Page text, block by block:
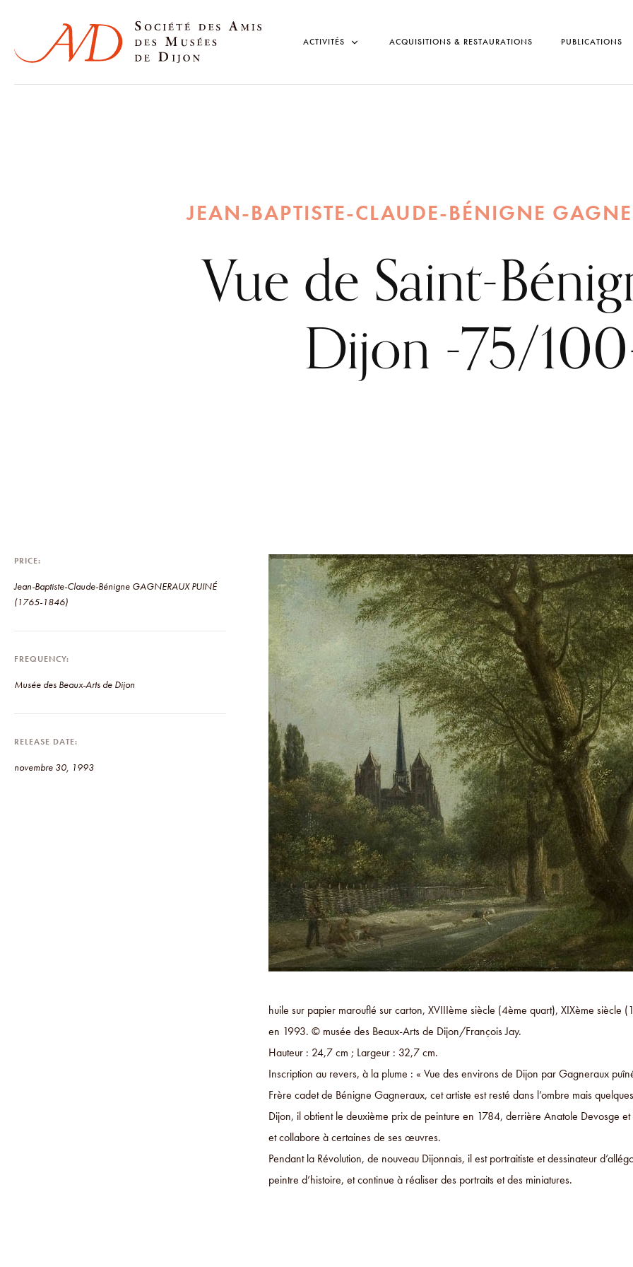
ACTIVITÉS ACQUISITIONS & RESTAURATIONS PUBLICATIONS
JEAN-BAPTISTE-CLAUDE-BÉNIGNE
Vue de Saint-
Dijon -75/
huile sur papier marouflé sur carton, XVIIIème siècle (4ème quart), XIXème
en 1993. © musée des Beaux-Arts de Dijon/François Jay.
Hauteur : 24,7 cm ; Largeur : 32,7 cm.
Inscription au revers, à la plume : « Vue des environs de Dijon par Gagneraux
Frère cadet de Bénigne Gagneraux, cet artiste est resté dans l’ombre mais
Dijon, il obtient le deuxième prix de peinture en 1784, derrière Anatole Devosge
et collabore à certaines de ses œuvres.
Pendant la Révolution, de nouveau Dijonnais, il est portraitiste et dessinateur
peintre d’histoire, et continue à réaliser des portraits et des miniatures.
PRICE
Jean-Baptiste-Claude-Bénigne GAGNERAUX PUINÉ
(1765-1846)
FREQUENCY
Musée des Beaux-Arts de Dijon
RELEASE DATE
novembre 30, 1993